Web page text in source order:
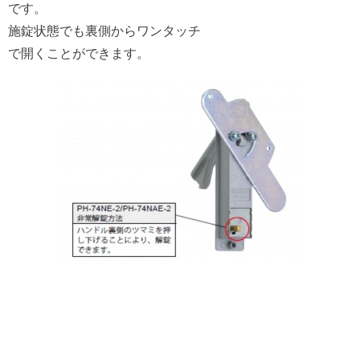
です。
施錠状態でも裏側からワンタッチ
で開くことができます。